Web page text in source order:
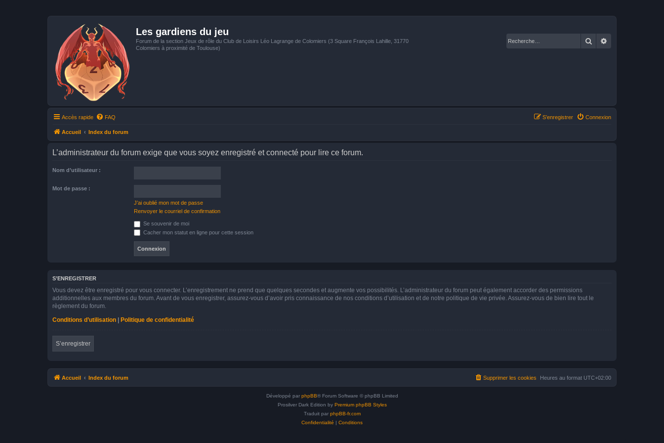
Les gardiens du jeu
Forum de la section Jeux de rôle du Club de Loisirs Léo Lagrange de Colomiers (3 Square François Lahille, 31770
Colomiers à proximité de Toulouse)
Rechercher
Accès rapide FAQ Connexion
S’enregistrer
Accueil Index du forum
L’administrateur du forum exige que vous soyez enregistré et connecté pour lire ce forum.
Nom d’utilisateur :
Mot de passe :
J’ai oublié mon mot de passe
Renvoyer le courriel de confirmation
Se souvenir de moi
Cacher mon statut en ligne pour cette session
S’ENREGISTRER
Vous devez être enregistré pour vous connecter. L’enregistrement ne prend que quelques secondes et augmente vos possibilités. L’administrateur du forum peut également accorder des permissions
additionnelles aux membres du forum. Avant de vous enregistrer, assurez-vous d’avoir pris connaissance de nos conditions d’utilisation et de notre politique de vie privée. Assurez-vous de bien lire tout le
règlement du forum.
Conditions d’utilisation | Politique de confidentialité
S’enregistrer
Accueil Index du forum Heures au format UTC+02:00
Supprimer les cookies
Développé par phpBB® Forum Software © phpBB Limited
Prosilver Dark Edition by Premium phpBB Styles
Traduit par phpBB-fr.com
Confidentialité | Conditions